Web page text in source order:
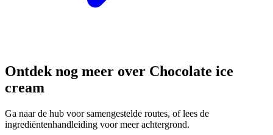
Ontdek nog meer over Chocolate ice
cream
Ga naar de hub voor samengestelde routes, of lees de
ingrediëntenhandleiding voor meer achtergrond.